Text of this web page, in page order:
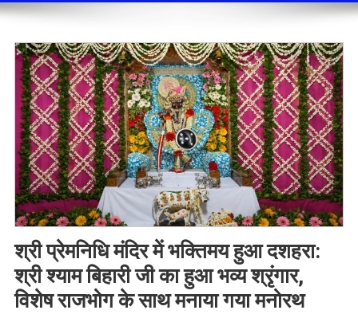
​श्री प्रेमनिधि मंदिर में भक्तिमय हुआ दशहरा:
श्री श्याम बिहारी जी का हुआ भव्य श्रृंगार,
विशेष राजभोग के साथ मनाया गया मनोरथ